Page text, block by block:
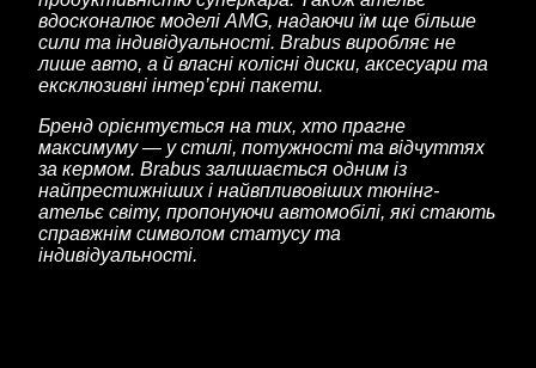
вдосконалює моделі AMG, надаючи їм ще більше
сили та індивідуальності. Brabus виробляє не
лише авто, а й власні колісні диски, аксесуари та
ексклюзивні інтер’єрні пакети.
Бренд орієнтується на тих, хто прагне
максимуму — у стилі, потужності та відчуттях
за кермом. Brabus залишається одним із
найпрестижніших і найвпливовіших тюнінг-
ательє світу, пропонуючи автомобілі, які стають
справжнім символом статусу та
індивідуальності.